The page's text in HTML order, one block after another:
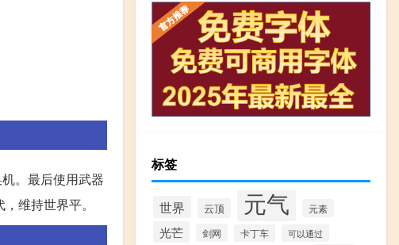
。最后使用武器
维持世界平。
标签
世界 云顶 元气 元素
光芒 剑网 卡丁车 可以通过